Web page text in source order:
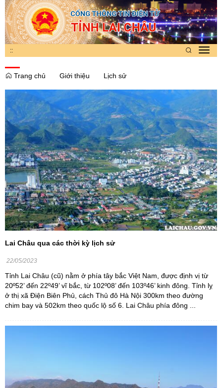
::
Trang chủ
Giới thiệu Lịch sử
Lai Châu qua các thời kỳ lịch sử
22/05/2023
Tỉnh Lai Châu (cũ) nằm ở phía tây bắc Việt Nam, được định vị từ
20º52’ đến 22º49’ vĩ bắc, từ 102º08’ đến 103º46’ kinh đông. Tỉnh lỵ
ở thị xã Điện Biên Phủ, cách Thủ đô Hà Nội 300km theo đường
chim bay và 502km theo quốc lộ số 6. Lai Châu phía đông ...